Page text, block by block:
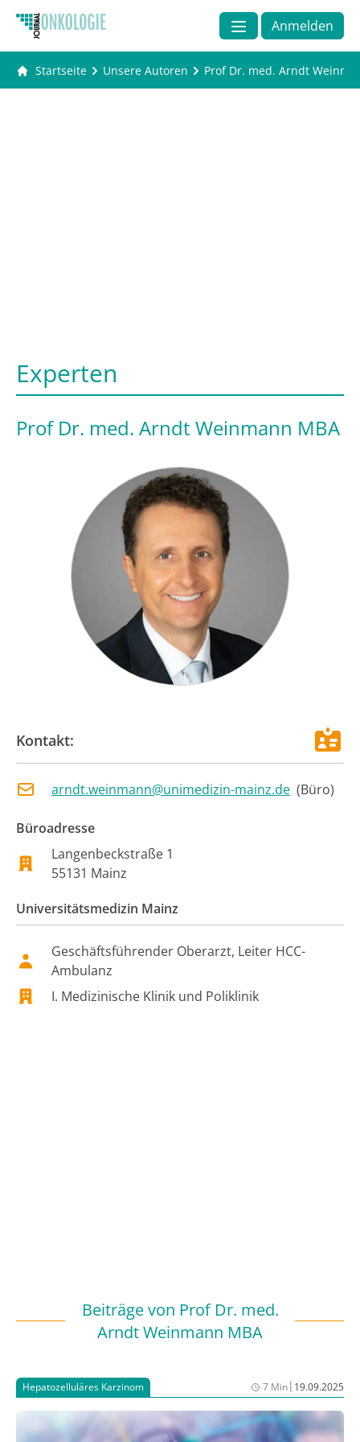
Anmelden
Startseite Unsere Autoren Prof Dr. med. Arndt
Experten
Prof Dr. med. Arndt Weinmann MBA
Kontakt:
arndt.weinmann@unimedizin-mainz.de (Büro)
Büroadresse
Langenbeckstraße 1
55131 Mainz
Universitätsmedizin Mainz
Geschäftsführender Oberarzt, Leiter HCC-
Ambulanz
I. Medizinische Klinik und Poliklinik
Beiträge von Prof Dr. med.
Arndt Weinmann MBA
Hepatozelluläres Karzinom 7 Min| 19.09.2025